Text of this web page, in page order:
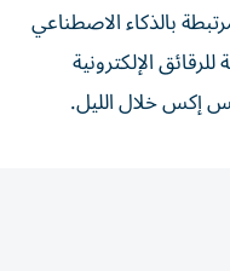
بالذكاء الاصطناعي
الإلكترونية
إكس خلال الليل.